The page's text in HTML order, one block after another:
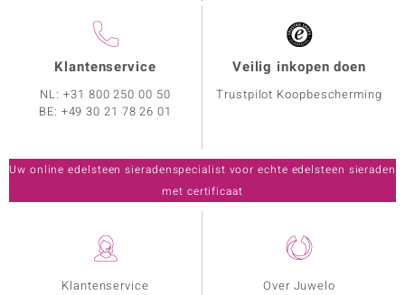
Klantenservice
Over Juwelo
Klantenservice
NL:+31 800 250 00 50
BE: +49 30 21 78 26 01
Veilig inkopen doen
Trustpilot Koopbescherming
Uw online edelsteen sieradenspecialist voor echte edelsteen sieraden
met certificaat